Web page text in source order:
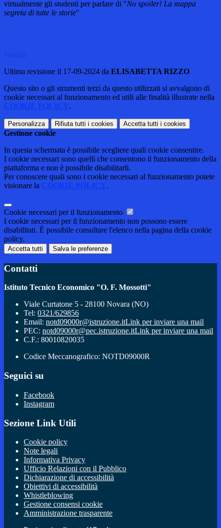
virtualmente gli studenti per parlare di "No spoiler! La mappa
segreta di tutte le storie"
Notizie
Ultima revisione il 17-09-2024 da ELISABETTA RIZZO
Questo sito o gli strumenti terzi da questo utilizzati si avvalgono di
cookie necessari al funzionamento ed utili alle finalità illustrate nella
COOKIE POLICY .
Personalizza Rifiuta tutti i cookies Accetta tutti i cookies
Gestione cookie
In questa schermata è possibile scegliere quali cookie consentire.
I cookie necessari sono quelli che consentono il funzionamento della
piattaforma e non è possibile disabilitarli.
Per conoscere quali sono i cookie necessari al funzionamento potete
visionare la
COOKIE POLICY .
Cookie necessari per il funzionamento
I cookie necessari per il funzionamento non possono essere
disabilitati. È possibile consultare l'elenco nella pagina della cookie
policy.
Accetta tutti Salva le preferenze
Contatti
Istituto Tecnico Economico "O. F. Mossotti"
Viale Curtatone 5 - 28100 Novara (NO)
Tel: 0321/629856
Email: notd09000r@istruzione.itLink per inviare una mail
PEC: notd09000r@pec.istruzione.itLink per inviare una mail
C.F.: 80010820035
Codice Meccanografico: NOTD09000R
Seguici su
Facebook
Instagram
Sezione Link Utili
Cookie policy
Note legali
Informativa Privacy
Ufficio Relazioni con il Pubblico
Dichiarazione di accessibilità
Obiettivi di accessibilità
Whistleblowing
Gestione consensi cookie
Amministrazione trasparente